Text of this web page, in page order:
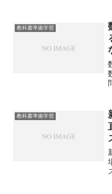
教科書準拠学習
教科書準拠学習